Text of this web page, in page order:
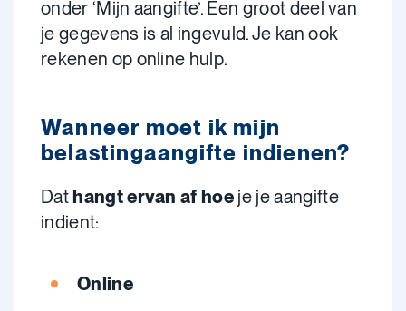
onder ‘Mijn aangifte’. Een groot deel van
je gegevens is al ingevuld. Je kan ook
rekenen op online hulp.
Wanneer moet ik mijn
belastingaangifte indienen?
Dathangt ervan af hoe je je aangifte
indient:
Online